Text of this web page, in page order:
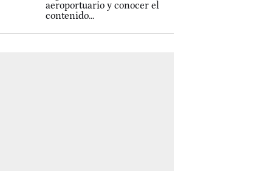
aeroportuario y conocer el
contenido...